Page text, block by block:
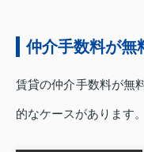
仲介手数料が無
賃貸の仲介手数料が無
的なケースがあります